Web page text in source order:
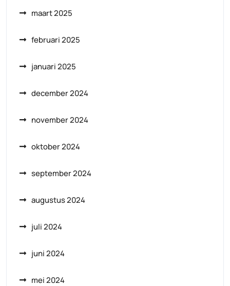
maart 2025
februari 2025
januari 2025
december 2024
november 2024
oktober 2024
september 2024
augustus 2024
juli 2024
juni 2024
mei 2024